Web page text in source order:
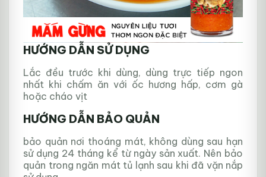
HƯỚNG DẪN SỬ DỤNG
Lắc đều trước khi dùng, dùng trực tiếp ngon
nhất khi chấm ăn với ốc hương hấp, cơm gà
hoặc cháo vịt
HƯỚNG DẪN BẢO QUẢN
bảo quản nơi thoáng mát, không dùng sau hạn
sử dụng 24 tháng kể từ ngày sản xuất. Nên bảo
quản trong ngăn mát tủ lạnh sau khi đã vặn nắp